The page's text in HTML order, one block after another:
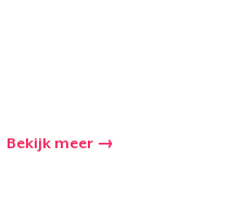
Bekijk meer